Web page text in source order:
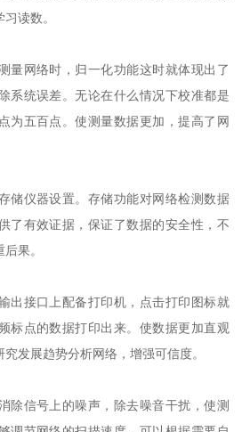
读数。
量网络时，归一化功能这时就体现出了
系统误差。无论在什么情况下校准都是
为五百点。使测量数据更加，提高了网
储仪器设置。存储功能对网络检测数据
了有效证据，保证了数据的安全性，不
果。
出接口上配备打印机，点击打印图标就
标点的数据打印出来。使数据更加直观
发展趋势分析网络，增强可信度。
除信号上的噪声，除去噪音干扰，使测